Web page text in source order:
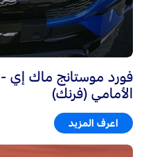
فورد موستانج ماك إي
الأمامي (فرنك)
اعرف المزيد